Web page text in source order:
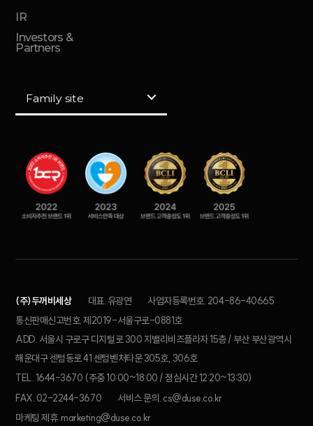
IR
Investors &
Partners
Family site
(주)두꺼비세상 대표. 유광연
사업자등록번호. 204-86-40665
통신판매신고번호. 제2019-서울구로-0881호
ADD. 서울시 구로구 디지털로 300 지밸리비즈플라자 15층 / 부산 부산광역시
해운대구 센텀동로 41 센텀벤처타운 305호, 306호
TEL. 1644-3670 (주중 10:00~18:00 / 점심시간 12:20~13:30)
FAX. 02-2244-3670
서비스 문의. cs@duse.co.kr
마케팅 제휴. marketing@duse.co.kr